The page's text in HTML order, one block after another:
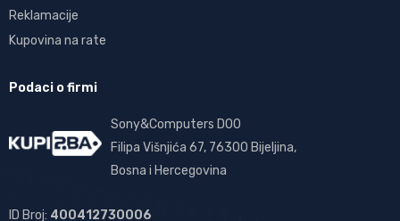
Reklamacije
Kupovina na rate
Podaci o firmi
Sony&Computers DOO
Filipa Višnjića 67, 76300 Bijeljina,
Bosna i Hercegovina
ID Broj: 400412730006